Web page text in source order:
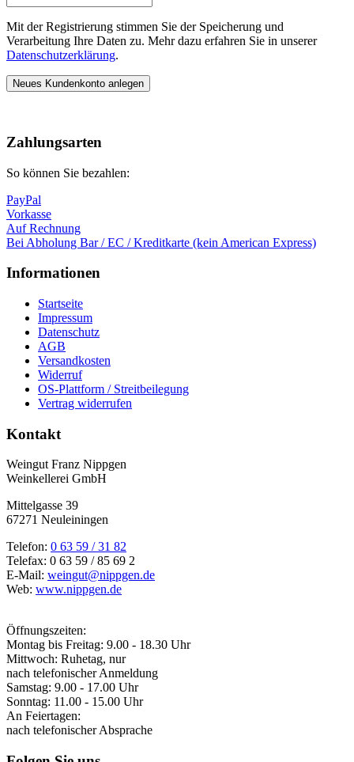
Mit der Registrierung stimmen Sie der Speicherung und
Verarbeitung Ihre Daten zu. Mehr dazu erfahren Sie in unserer
Datenschutzerklärung.
Neues Kundenkonto anlegen
oben
Zahlungsarten
So können Sie bezahlen:
PayPal
Vorkasse
Auf Rechnung
Bei Abholung Bar / EC / Kreditkarte (kein American Express)
Informationen
Startseite
Impressum
Datenschutz
AGB
Versandkosten
Widerruf
OS-Plattform / Streitbeilegung
Vertrag widerrufen
Kontakt
Weingut Franz Nippgen
Weinkellerei GmbH
Mittelgasse 39
67271 Neuleiningen
Telefon: 0 63 59 / 31 82
Telefax: 0 63 59 / 85 69 2
E-Mail: weingut@nippgen.de
Web: www.nippgen.de
Öffnungszeiten:
Montag bis Freitag: 9.00 - 18.30 Uhr
Mittwoch: Ruhetag, nur
nach telefonischer Anmeldung
Samstag: 9.00 - 17.00 Uhr
Sonntag: 11.00 - 15.00 Uhr
An Feiertagen:
nach telefonischer Absprache